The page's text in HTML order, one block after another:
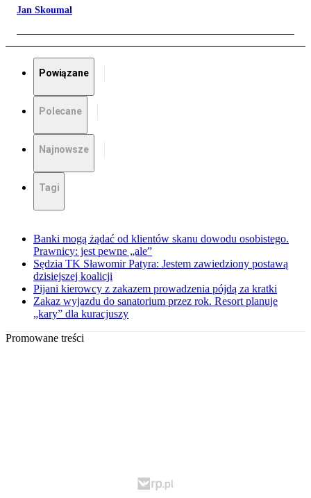
Jan Skoumal
Powiązane
Polecane
Najnowsze
Tagi
Banki mogą żądać od klientów skanu dowodu osobistego.
Prawnicy: jest pewne „ale”
Sędzia TK Sławomir Patyra: Jestem zawiedziony postawą
dzisiejszej koalicji
Pijani kierowcy z zakazem prowadzenia pójdą za kratki
Zakaz wyjazdu do sanatorium przez rok. Resort planuje
„kary” dla kuracjuszy
Promowane treści